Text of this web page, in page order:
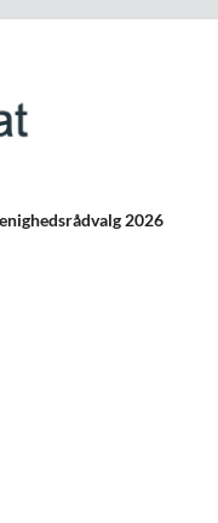
2026